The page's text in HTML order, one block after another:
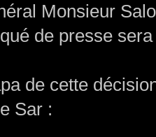
Monsieur
de presse
de cette
Sar :